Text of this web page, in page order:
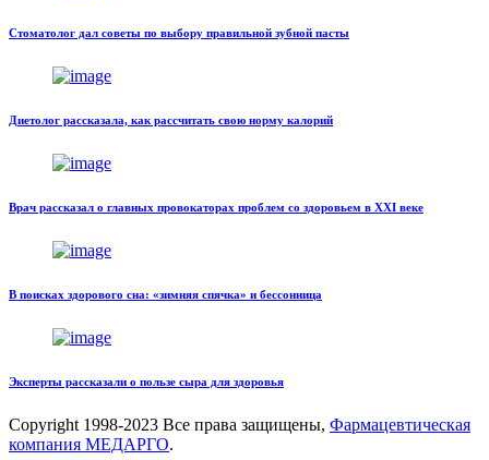
Стоматолог дал советы по выбору правильной зубной пасты
Диетолог рассказала, как рассчитать свою норму калорий
Врач рассказал о главных провокаторах проблем со здоровьем в XXI веке
В поисках здорового сна: «зимняя спячка» и бессонница
Эксперты рассказали о пользе сыра для здоровья
Copyright 1998-2023 Все права защищены, Фармацевтическая
компания МЕДАРГО.